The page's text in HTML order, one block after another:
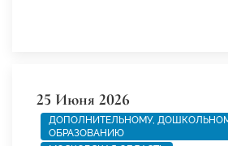
25 Июня 2026
ДОПОЛНИТЕЛЬНОМУ,
ОБРАЗОВАНИЮ